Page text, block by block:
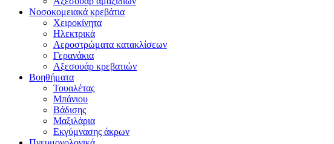
Νοσοκομειακά κρεβάτια
Χειροκίνητα
Ηλεκτρικά
Αεροστρώματα κατακλίσεων
Γερανάκια
Αξεσουάρ κρεβατιών
Βοηθήματα
Τουαλέτας
Μπάνιου
Βάδισης
Μαξιλάρια
Εκγύμνασης άκρων